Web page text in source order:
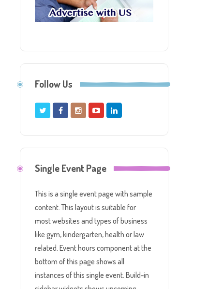
Follow Us
Single Event Page
This is a single event page with sample
content. This layout is suitable for
most websites and types of business
like gym, kindergarten, health or law
related. Event hours component at the
bottom of this page shows all
instances of this single event. Build-in